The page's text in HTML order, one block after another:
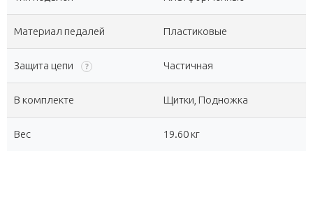
Материал педалей Пластиковые
Защита цепи ? Частичная
В комплекте Щитки, Подножка
Вес 19.60 кг